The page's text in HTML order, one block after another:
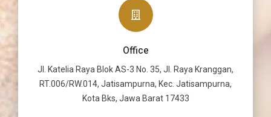
Office
Jl. Katelia Raya Blok AS-3 No. 35, Jl. Raya Kranggan,
RT.006/RW.014, Jatisampurna, Kec. Jatisampurna,
Kota Bks, Jawa Barat 17433